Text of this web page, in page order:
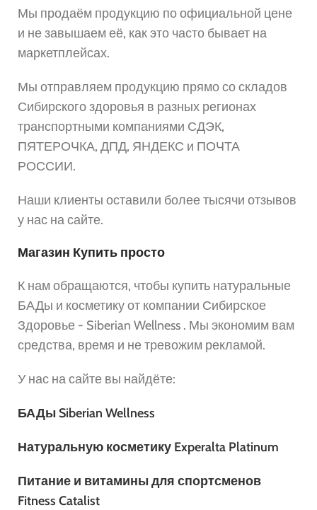
Мы продаём продукцию по официальной цене
и не завышаем её, как это часто бывает на
маркетплейсах.
Мы отправляем продукцию прямо со складов
Сибирского здоровья в разных регионах
транспортными компаниями СДЭК,
ПЯТЕРОЧКА, ДПД, ЯНДЕКС и ПОЧТА
РОССИИ.
Наши клиенты оставили более тысячи отзывов
у нас на сайте.
Магазин Купить просто
К нам обращаются, чтобы купить натуральные
БАДы и косметику от компании Сибирское
Здоровье - Siberian Wellness . Мы экономим вам
средства, время и не тревожим рекламой.
У нас на сайте вы найдёте:
БАДы Siberian Wellness
Натуральную косметику Experalta Platinum
Питание и витамины для спортсменов
Fitness Catalist